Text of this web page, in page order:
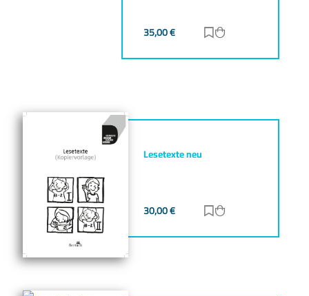
35,00€ Zur Merkliste
Lesetexte neu
30,00€ Zur Merkliste